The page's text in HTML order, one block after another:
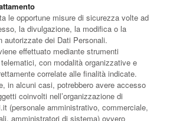
le opportune misure di sicurezza volte ad
la divulgazione, la modifica o la
autorizzate dei Dati Personali.
effettuato mediante strumenti
con modalità organizzative e
correlate alle finalità indicate.
in alcuni casi, potrebbero avere accesso
coinvolti nell’organizzazione di
(personale amministrativo, commerciale,
amministratori di sistema) ovvero